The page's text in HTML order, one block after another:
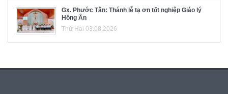
Gx. Phước Tân: Thánh lễ tạ ơn tốt nghiệp Giáo lý
Hồng Ân
Thứ Hai 03.08.2026